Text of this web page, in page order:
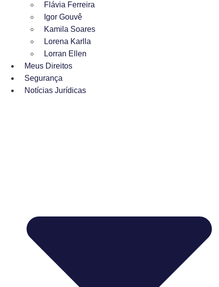
Flávia Ferreira
Igor Gouvê
Kamila Soares
Lorena Karlla
Lorran Ellen
Meus Direitos
Segurança
Notícias Jurídicas